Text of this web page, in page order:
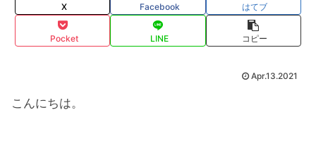
X Facebook はてブ
Pocket LINE コピー
Apr.13.2021
こんにちは。